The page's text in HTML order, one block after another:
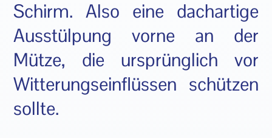
Schirm. Also eine dachartige
Ausstülpung vorne an der
Mütze, die ursprünglich vor
Witterungseinflüssen schützen
sollte.